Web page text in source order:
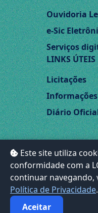
Este site utiliza
conformidade com a
continuar navegando,
Política de Privacidade.
Aceitar
Ouvidoria
e-Sic
Serviços
LINKS ÚTEIS
Licitações
Diário
@Todos os Direitos